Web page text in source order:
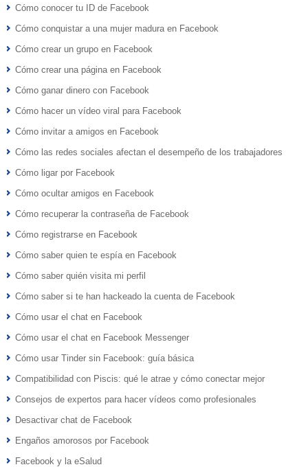
Cómo conocer tu ID de Facebook
Cómo conquistar a una mujer madura en Facebook
Cómo crear un grupo en Facebook
Cómo crear una página en Facebook
Cómo ganar dinero con Facebook
Cómo hacer un vídeo viral para Facebook
Cómo invitar a amigos en Facebook
Cómo las redes sociales afectan el desempeño de los trabajadores
Cómo ligar por Facebook
Cómo ocultar amigos en Facebook
Cómo recuperar la contraseña de Facebook
Cómo registrarse en Facebook
Cómo saber quien te espía en Facebook
Cómo saber quién visita mi perfil
Cómo saber si te han hackeado la cuenta de Facebook
Cómo usar el chat en Facebook
Cómo usar el chat en Facebook Messenger
Cómo usar Tinder sin Facebook: guía básica
Compatibilidad con Piscis: qué le atrae y cómo conectar mejor
Consejos de expertos para hacer vídeos como profesionales
Desactivar chat de Facebook
Engaños amorosos por Facebook
Facebook y la eSalud